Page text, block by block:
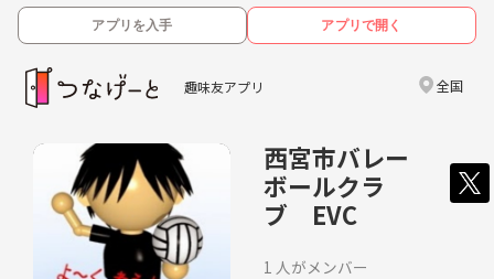
アプリを入手 アプリで開く
趣味友アプリ 全国
西宮市バレー
ボールクラ
ブ EVC
1 人がメンバー